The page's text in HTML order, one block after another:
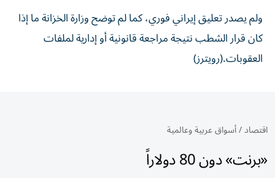
ولم يصدر تعليق إيراني فوري، كما لم توضح وزارة الخزانة ما إذا
كان قرار الشطب نتيجة مراجعة قانونية أو إدارية لملفات
العقوبات.(رويترز)
اقتصاد/أسواق عربية وعالمية
«برنت» دون 80 دولاراً